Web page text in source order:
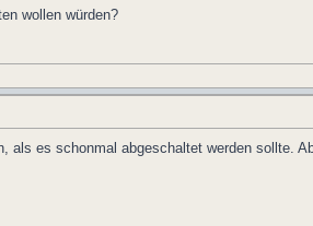
wollen würden?
als es schonmal abgeschaltet werden sollte.